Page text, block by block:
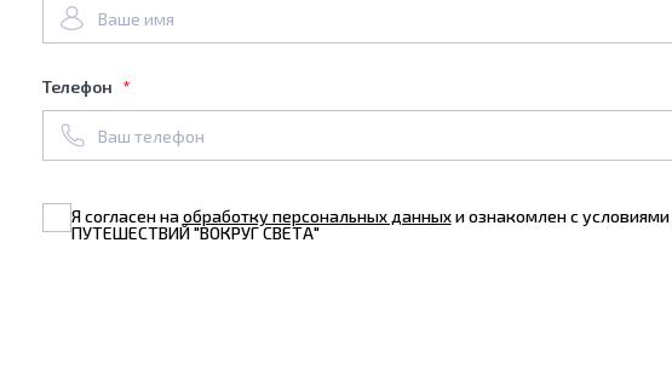
Телефон
Я согласен наобработку персональных данныхи ознакомлен с условиями
ПУТЕШЕСТВИЙ "ВОКРУГ СВЕТА"